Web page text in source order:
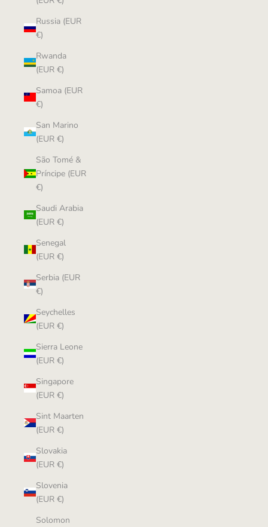
Russia (EUR
€)
Rwanda
(EUR €)
Samoa (EUR
€)
San Marino
(EUR €)
São Tomé &
Príncipe (EUR
€)
Saudi Arabia
(EUR €)
Senegal
(EUR €)
Serbia (EUR
€)
Seychelles
(EUR €)
Sierra Leone
(EUR €)
Singapore
(EUR €)
Sint Maarten
(EUR €)
Slovakia
(EUR €)
Slovenia
(EUR €)
Solomon